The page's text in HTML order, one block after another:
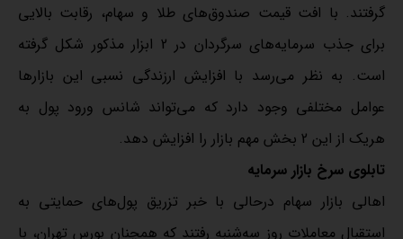
گرفتند. با افت قیمت‌‌ صندوق‌‌های طلا و سهام، رقابت بالایی
برای جذب سرمایه‌‌های سرگردان در 2 ابزار مذکور شکل گرفته
است. به نظر می‌رسد با افزایش ارزندگی نسبی این بازارها
عوامل مختلفی وجود دارد که می‌‌تواند شانس ورود پول به
هریک از این 2 بخش مهم بازار را افزایش دهد.
تابلوی سرخ بازار سرمایه
اهالی بازار سهام درحالی با خبر تزریق پول‌‌های حمایتی به
استقبال معاملات روز سه‌‌شنبه رفتند که همچنان بورس تهران، با